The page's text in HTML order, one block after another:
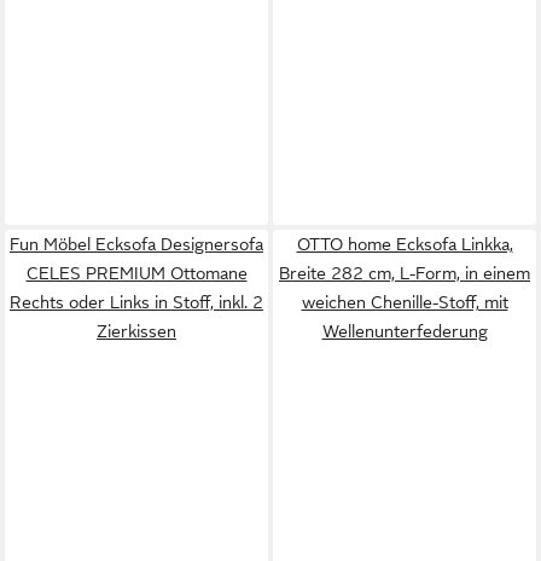
Fun Möbel Ecksofa Designersofa
CELES PREMIUM Ottomane
Rechts oder Links in Stoff, inkl. 2
Zierkissen
OTTO home Ecksofa Linkka,
Breite 282 cm, L-Form, in einem
weichen Chenille-Stoff, mit
Wellenunterfederung